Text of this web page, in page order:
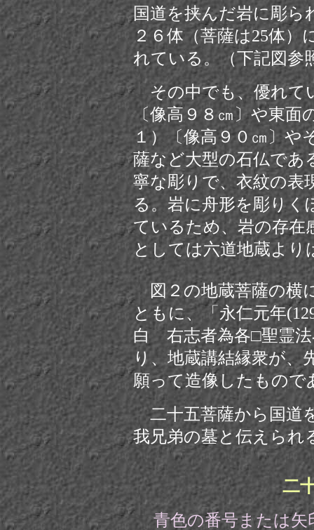
国道を挟んだ岩に彫ら
２６体（菩薩は25体）
れている。（下記図参
その中でも、優れて
〔像高９８㎝〕や東面
１）〔像高９０㎝〕や
薩など大型の石仏であ
寧な彫りで、衣紋の表
る。岩に舟形を彫りく
ているため、岩の存在
としては六道地蔵よ
図２の地蔵菩薩の横
ともに、「永仁元年
白 右志者為各□聖霊法
り、地蔵講結縁衆が、
願って造像したもの
二十五菩薩から国道
我兄弟の墓と伝えられ
二
青色の番号または